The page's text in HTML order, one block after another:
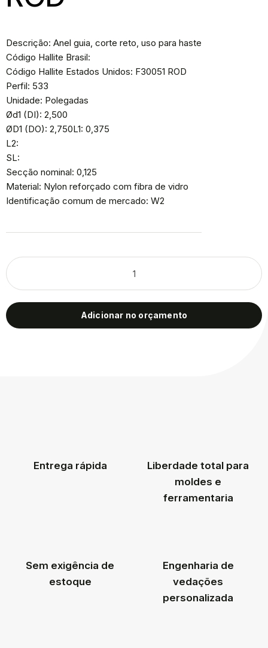
Descrição: Anel guia, corte reto, uso para haste
Código Hallite Brasil:
Código Hallite Estados Unidos: F30051 ROD
Perfil: 533
Unidade: Polegadas
Ød1 (DI): 2,500
ØD1 (DO): 2,750L1: 0,375
L2:
SL:
Secção nominal: 0,125
Material: Nylon reforçado com fibra de vidro
Identificação comum de mercado: W2
Adicionar no orçamento
Entrega rápida
Liberdade total para
moldes e
ferramentaria
Sem exigência de
estoque
Engenharia de
vedações
personalizada